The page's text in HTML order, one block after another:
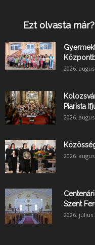
Ezt olvasta már?
2026.
Piarista
2026.
2026.
Szent
2026. július